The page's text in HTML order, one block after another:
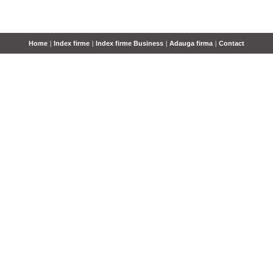
Home | Index firme | Index firme Business | Adauga firma | Contact